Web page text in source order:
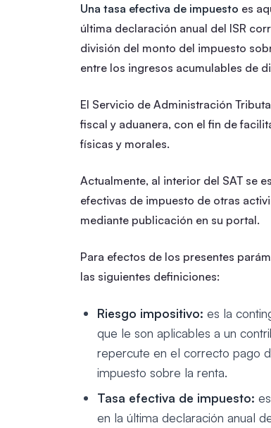
Una tasa efectiva de impuesto es
última declaración anual del ISR
división del monto del impuesto
entre los ingresos acumulables de
El Servicio de Administración
fiscal y aduanera, con el fin de
físicas y morales.
Actualmente, al interior del SAT se
efectivas de impuesto de otras
mediante publicación en su portal.
Para efectos de los presentes
las siguientes definiciones:
Riesgo impositivo: es la
que le son aplicables a un
repercute en el correcto pago
impuesto sobre la renta.
Tasa efectiva de impuesto:
en la última declaración anual